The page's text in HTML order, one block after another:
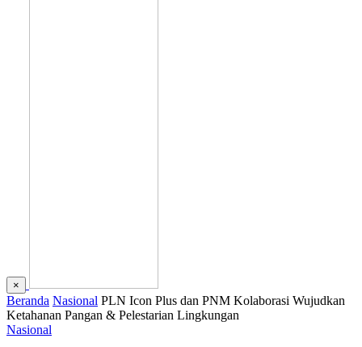
×
Beranda Nasional PLN Icon Plus dan PNM Kolaborasi Wujudkan
Ketahanan Pangan & Pelestarian Lingkungan
Nasional